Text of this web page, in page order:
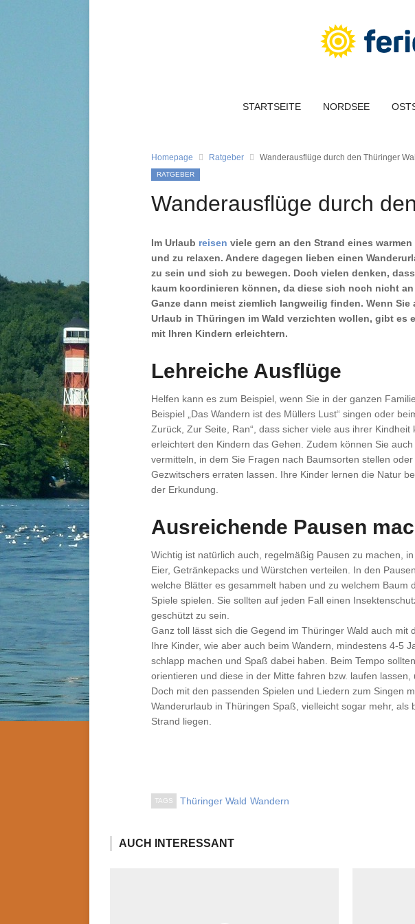
STARTSEITE NORDSEE
Homepage Ratgeber Wanderausflüge durch den Thüringer
RATGEBER
Wanderausflüge durch
Im Urlaub reisen viele gern an den Strand eines
und zu relaxen. Andere dagegen lieben einen
zu sein und sich zu bewegen. Doch vielen denken,
kaum koordinieren können, da diese sich noch nicht
Ganze dann meist ziemlich langweilig finden. Wenn
Urlaub in Thüringen im Wald verzichten wollen, gibt es
mit Ihren Kindern erleichtern.
Lehreiche Ausflüge
Helfen kann es zum Beispiel, wenn Sie in der ganzen
Beispiel „Das Wandern ist des Müllers Lust“ singen oder
Zurück, Zur Seite, Ran“, dass sicher viele aus ihrer
erleichtert den Kindern das Gehen. Zudem können Sie auch
vermitteln, in dem Sie Fragen nach Baumsorten stellen
Gezwitschers erraten lassen. Ihre Kinder lernen die Natur
der Erkundung.
Ausreichende Pausen
Wichtig ist natürlich auch, regelmäßig Pausen zu machen,
Eier, Getränkepacks und Würstchen verteilen. In den
welche Blätter es gesammelt haben und zu welchem Baum
Spiele spielen. Sie sollten auf jeden Fall einen
geschützt zu sein.
Ganz toll lässt sich die Gegend im Thüringer Wald auch mit
Ihre Kinder, wie aber auch beim Wandern, mindestens 4-5
schlapp machen und Spaß dabei haben. Beim Tempo
orientieren und diese in der Mitte fahren bzw. laufen lassen,
Doch mit den passenden Spielen und Liedern zum Singen
Wanderurlaub in Thüringen Spaß, vielleicht sogar mehr, als
Strand liegen.
TAGS Thüringer Wald Wandern
AUCH INTERESSANT